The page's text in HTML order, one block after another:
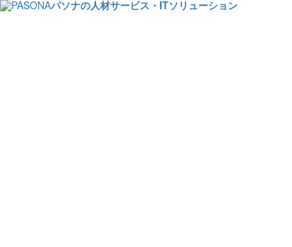
パソナの人材サービス・ITソリューション
社
上司向け研